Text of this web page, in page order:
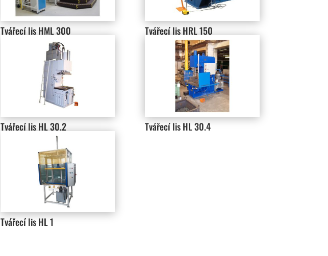
Tvářecí lis HML 300 Tvářecí lis HRL 150
Tvářecí lis HL 30.2 Tvářecí lis HL 30.4
Tvářecí lis HL 1